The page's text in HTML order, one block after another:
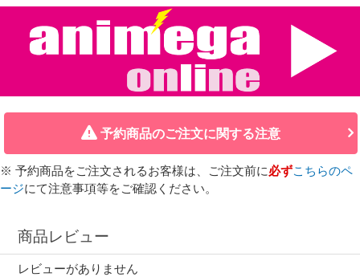
予約商品のご注文に関する注意
※ 予約商品をご注文されるお客様は、ご注文前に必ずこちらのペ
ージにて注意事項等をご確認ください。
商品レビュー
レビューがありません